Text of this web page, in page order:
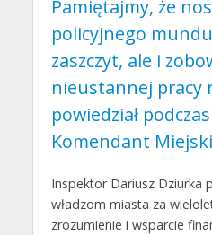
Pamiętajmy, że
policyjnego
zaszczyt, ale i
nieustannej pracy
powiedział
Komendant
Inspektor Dariusz Dziurka
władzom miasta za
zrozumienie i wsparcie